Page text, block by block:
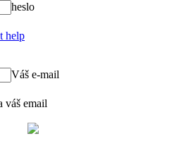
heslo
help
Váš e-mail
váš email